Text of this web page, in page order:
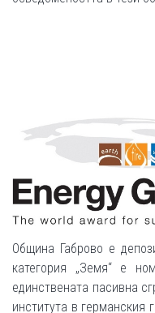
Община Габрово е
категория „Земя“ е
единствената пасивна
института в